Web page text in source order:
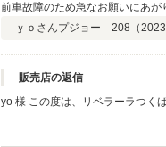
前車故障のため急なお願いにあ
ｙｏさんプジョー 208（
販売店の返信
yo 様 この度は、リベラーラつく